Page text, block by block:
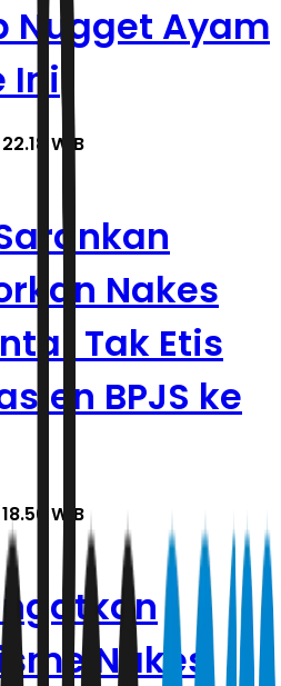
Nugget Ayam
Ini
WIB
Nakes
Tak Etis
BPJS ke
WIB
Nakes